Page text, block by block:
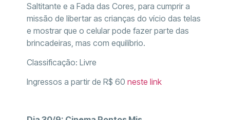
Saltitante e a Fada das Cores, para cumprir a
missão de libertar as crianças do vício das telas
e mostrar que o celular pode fazer parte das
brincadeiras, mas com equilíbrio.
Classificação: Livre
Ingressos a partir de R$ 60 neste link